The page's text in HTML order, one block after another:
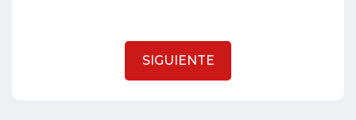
SIGUIENTE